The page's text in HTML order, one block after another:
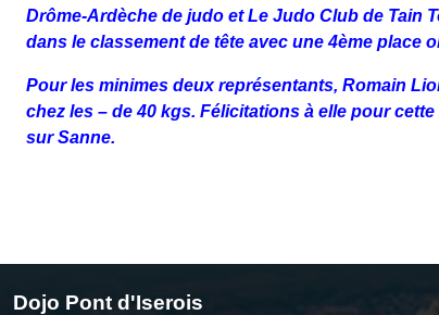
Drôme-Ardèche de judo et Le Judo Club de Tain
dans le classement de tête avec une 4ème place
Pour les minimes deux représentants, Romain
chez les – de 40 kgs. Félicitations à elle pour
sur Sanne.
Dojo Pont d'Iserois